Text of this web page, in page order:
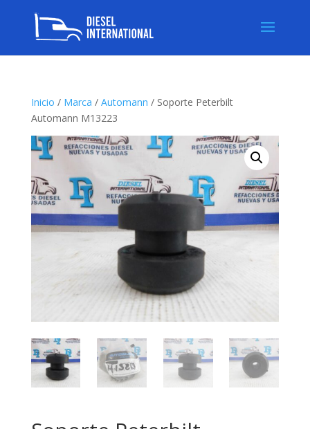
Inicio / Marca / Automann / Soporte Peterbilt
Automann M13223